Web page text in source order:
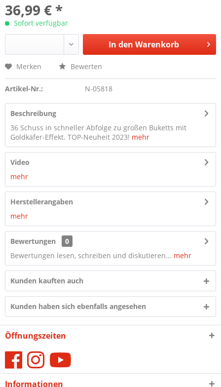
36,99 € *
Sofort verfügbar
In den Warenkorb
Merken Bewerten
Artikel-Nr.: N-05818
Beschreibung
36 Schuss in schneller Abfolge zu großen Buketts mit
Goldkäfer-Effekt. TOP-Neuheit 2023! mehr
Video
mehr
Herstellerangaben
mehr
Bewertungen
0
Bewertungen lesen, schreiben und diskutieren... mehr
Kunden kauften auch
Kunden haben sich ebenfalls angesehen
Öffnungszeiten
Informationen